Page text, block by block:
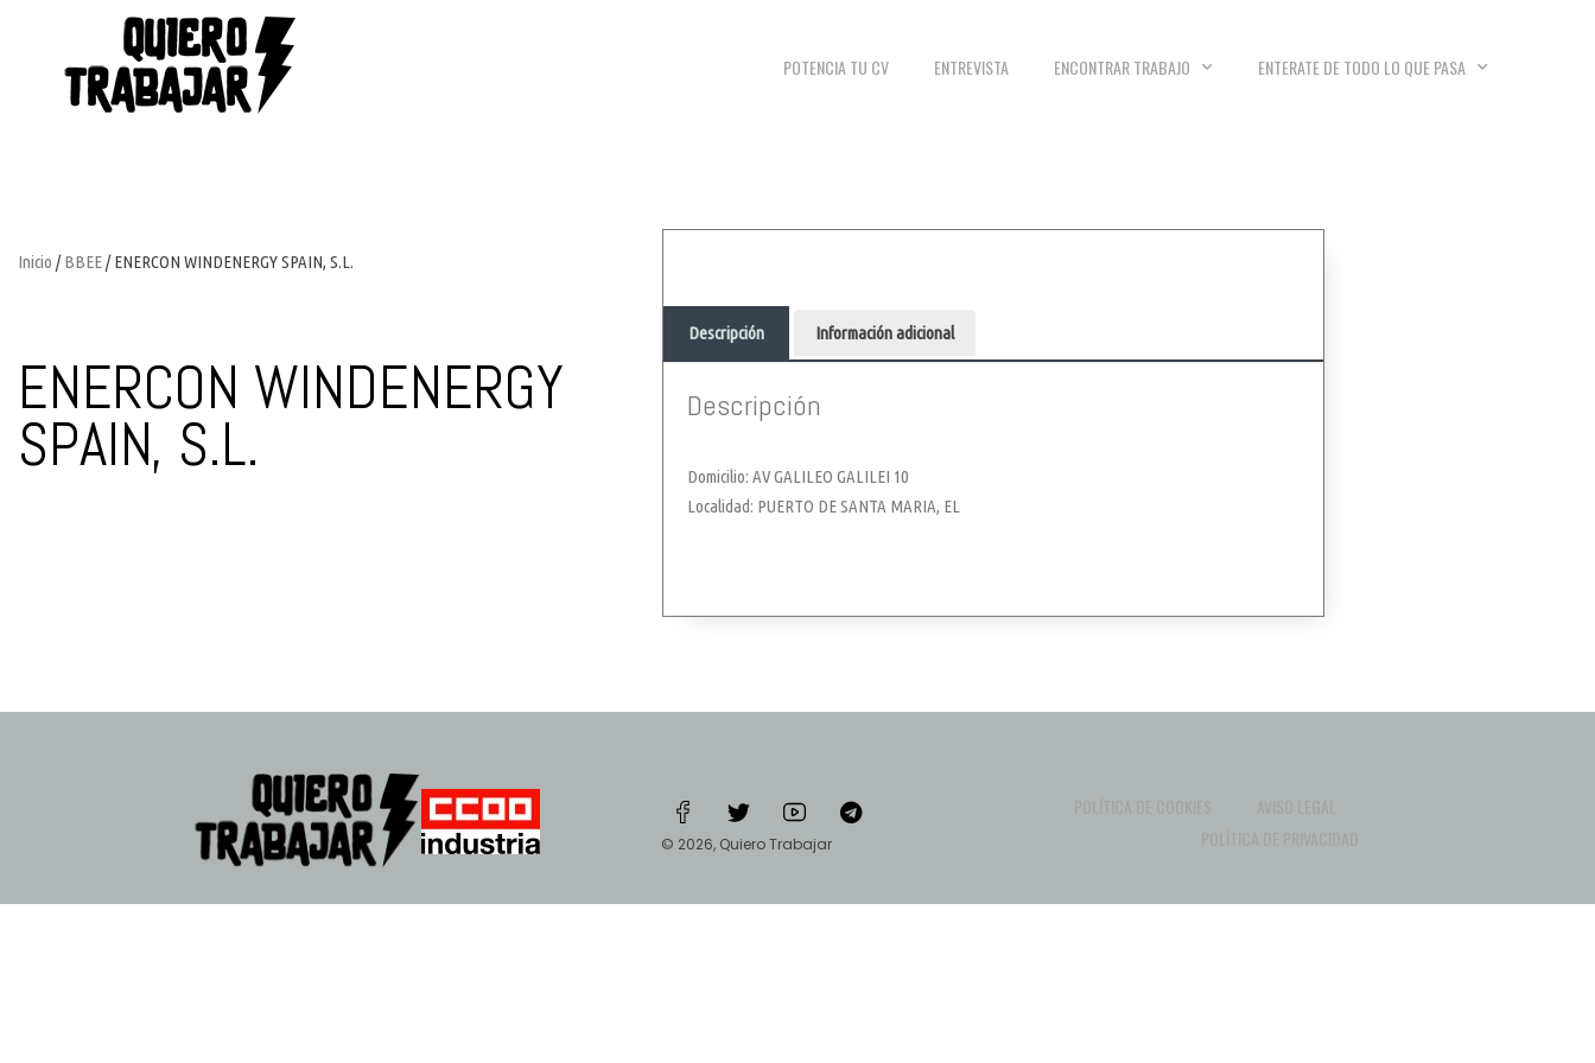
POTENCIA TU CV ENTREVISTA ENCONTRAR TRABAJO ENTERATE DE TODO LO QUE PASA
Inicio /BBEE/ ENERCON WINDENERGY SPAIN, S.L.
ENERCON WINDENERGY
SPAIN, S.L.
Descripción Información adicional
Descripción
Domicilio: AV GALILEO GALILEI 10
Localidad: PUERTO DE SANTA MARIA, EL
© 2026, Quiero Trabajar